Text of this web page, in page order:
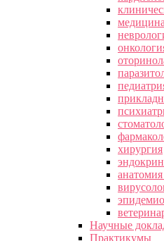
медицина
хирургия
Научные
Практикумы